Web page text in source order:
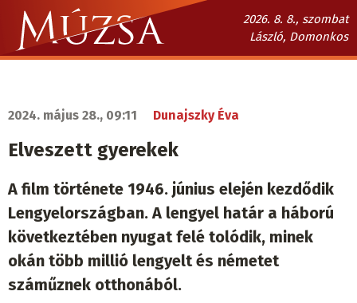
Ugrás
tartalomra
2026. 8. 8., szombat
László, Domonkos
Múzsa.sk
navigáció
2024. május 28., 09:11 Dunajszky Éva
Elveszett gyerekek
A film története 1946. június elején kezdődik
Lengyelországban. A lengyel határ a háború
következtében nyugat felé tolódik, minek
okán több millió lengyelt és németet
száműznek otthonából.